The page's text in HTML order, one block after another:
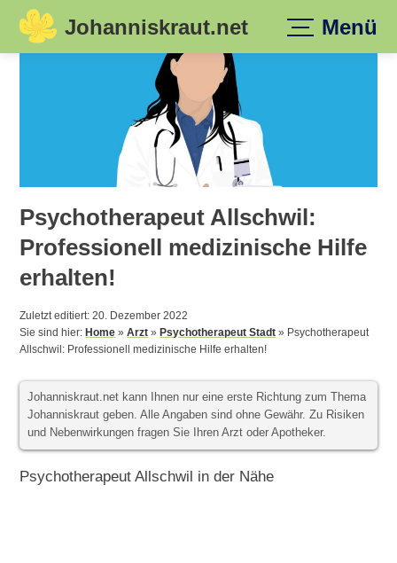
Skip
Johanniskraut.net Menü
Psychotherapeut Allschwil:
Professionell medizinische Hilfe
erhalten!
Zuletzt editiert: 20. Dezember 2022
Sie sind hier:Home »Arzt »Psychotherapeut Stadt » Psychotherapeut
Allschwil: Professionell medizinische Hilfe erhalten!
Johanniskraut.net kann Ihnen nur eine erste Richtung zum Thema
Johanniskraut geben. Alle Angaben sind ohne Gewähr. Zu Risiken
und Nebenwirkungen fragen Sie Ihren Arzt oder Apotheker.
Psychotherapeut Allschwil in der Nähe